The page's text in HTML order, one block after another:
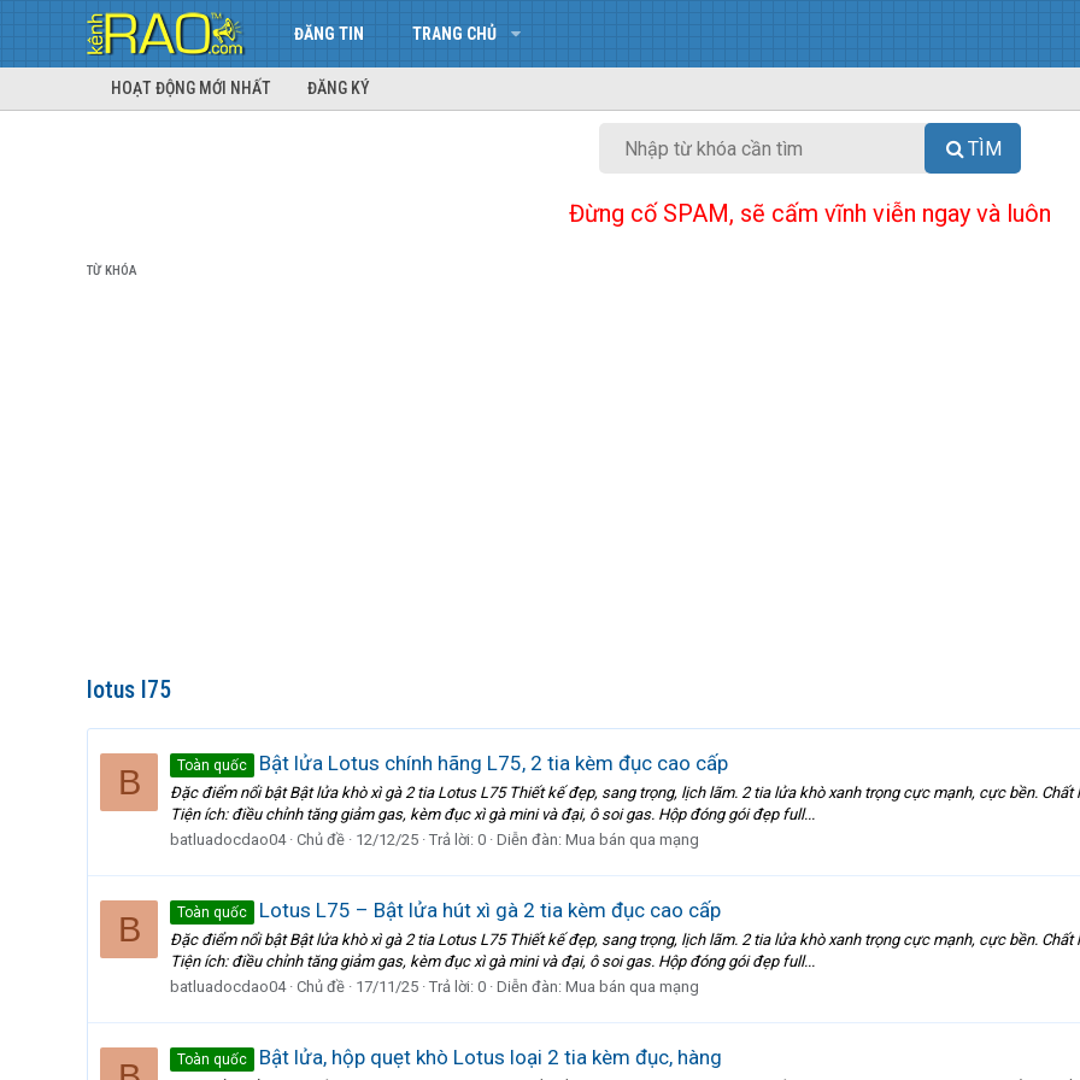
ĐĂNG TIN TRANG CHỦ
HOẠT ĐỘNG MỚI NHẤT ĐĂNG KÝ
TÌM
Đừng cố SPAM, sẽ cấm vĩnh viễn ngay và luôn
TỪ KHÓA
lotus l75
B Toàn quốc Bật lửa Lotus chính hãng L75, 2 tia kèm đục cao cấp
Đặc điểm nổi bật Bật lửa khò xì gà 2 tia Lotus L75 Thiết kế đẹp, sang trọng, lịch lãm. 2 tia lửa khò xanh trọng cực mạnh, cực bền.
Tiện ích: điều chỉnh tăng giảm gas, kèm đục xì gà mini và đại, ô soi gas. Hộp đóng gói đẹp full...
batluadocdao04 Chủ đề 12/12/25 Trả lời: 0 Diễn đàn: Mua bán qua mạng
B Toàn quốc Lotus L75 – Bật lửa hút xì gà 2 tia kèm đục cao cấp
Đặc điểm nổi bật Bật lửa khò xì gà 2 tia Lotus L75 Thiết kế đẹp, sang trọng, lịch lãm. 2 tia lửa khò xanh trọng cực mạnh, cực bền.
Tiện ích: điều chỉnh tăng giảm gas, kèm đục xì gà mini và đại, ô soi gas. Hộp đóng gói đẹp full...
batluadocdao04 Chủ đề 17/11/25 Trả lời: 0 Diễn đàn: Mua bán qua mạng
Toàn quốc Bật lửa, hộp quẹt khò Lotus loại 2 tia kèm đục, hàng